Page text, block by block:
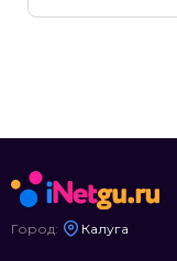
Город: Калуга